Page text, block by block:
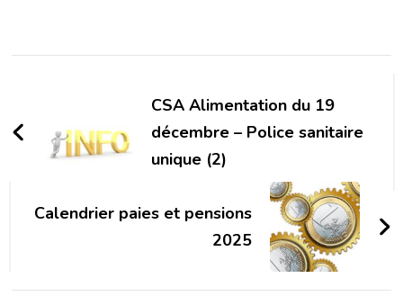
CSA Alimentation du 19
décembre – Police sanitaire
unique (2)
Calendrier paies et pensions
2025